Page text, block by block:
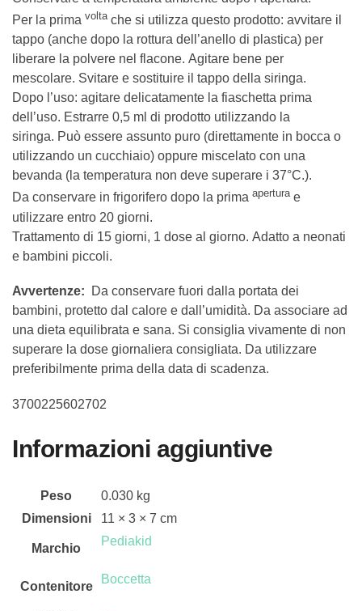
Per la prima voltache si utilizza questo prodotto: avvitare il
tappo (anche dopo la rottura dell’anello di plastica) per
liberare la polvere nel flacone. Agitare bene per
mescolare. Svitare e sostituire il tappo della siringa.
Dopo l’uso: agitare delicatamente la fiaschetta prima
dell’uso. Estrarre 0,5 ml di prodotto utilizzando la
siringa. Può essere assunto puro (direttamente in bocca o
utilizzando un cucchiaio) oppure miscelato con una
bevanda (la temperatura non deve superare i 37°C.).
Da conservare in frigorifero dopo la prima aperturae
utilizzare entro 20 giorni.
Trattamento di 15 giorni, 1 dose al giorno. Adatto a neonati
e bambini piccoli.
Avvertenze: Da conservare fuori dalla portata dei
bambini, protetto dal calore e dall’umidità. Da associare ad
una dieta equilibrata e sana. Si consiglia vivamente di non
superare la dose giornaliera consigliata. Da utilizzare
preferibilmente prima della data di scadenza.
3700225602702
Informazioni aggiuntive
Peso
0.030 kg
Dimensioni
11 × 3 × 7 cm
Marchio
Pediakid
Contenitore
Boccetta